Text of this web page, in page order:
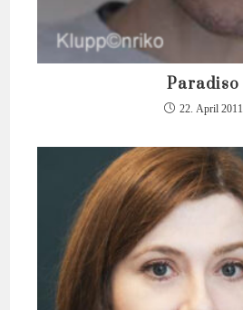
Paradiso
22. April 2011